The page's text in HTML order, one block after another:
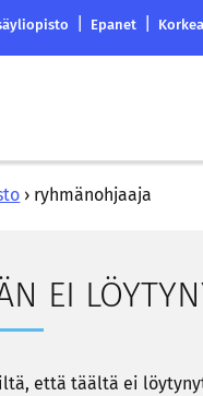
Epanet
› ryhmänohjaaja
EI
että tääl­tä ei